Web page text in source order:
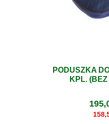
PODUSZKA
KPL.